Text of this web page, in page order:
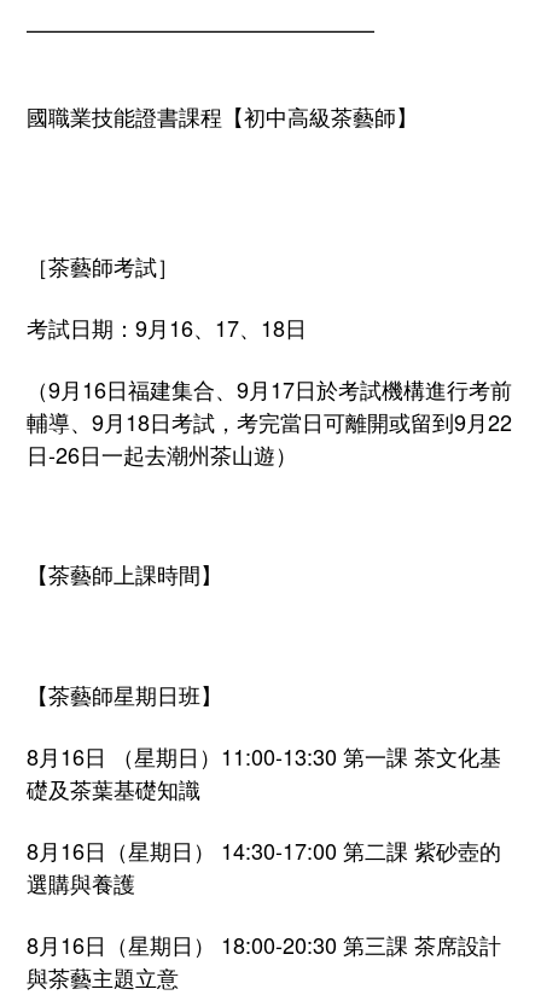
————————————————
國職業技能證書課程【初中高級茶藝師】
［茶藝師考試］
考試日期：9月16、17、18日
（9月16日福建集合、9月17日於考試機構進行考前
輔導、9月18日考試， 考完當日可離開或留到9月22
日-26日一起去潮州茶山遊）
【茶藝師上課時間】
【茶藝師星期日班】
8月16日 （星期日）11:00-13:30 第一課 茶文化基
礎及茶葉基礎知識
8月16日（星期日） 14:30-17:00 第二課 紫砂壺的
選購與養護
8月16日（星期日） 18:00-20:30 第三課 茶席設計
與茶藝主題立意